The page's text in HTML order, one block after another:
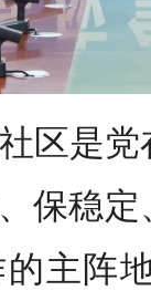
区是
保稳
主阵